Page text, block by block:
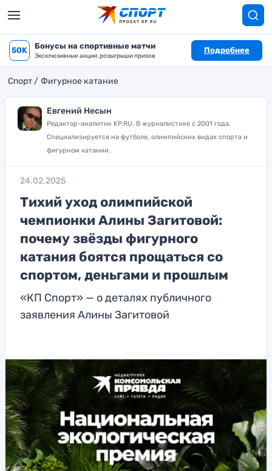
50K Бонусы на спортивные матчи
Эксклюзивные акции, розыгрыши призов
Подробнее
Спорт Фигурное катание
Евгений Несын
Редактор-аналитик KP.RU. В журналистике с 2001 года.
Специализируется на футболе, олимпийских видах спорта и
фигурном катании.
24.02.2025
Тихий уход олимпийской
чемпионки Алины Загитовой:
почему звёзды фигурного
катания боятся прощаться со
спортом, деньгами и прошлым
«КП Спорт» — о деталях публичного
заявления Алины Загитовой